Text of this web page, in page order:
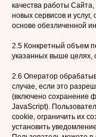
качества работы Сайта,
новых сервисов и
основе обезличенной
2.5 Конкретный объем
указанных выше целях,
2.6 Оператор
случае, если это
(включено сохранение
JavaScript).
cookie, ограничить их
установить